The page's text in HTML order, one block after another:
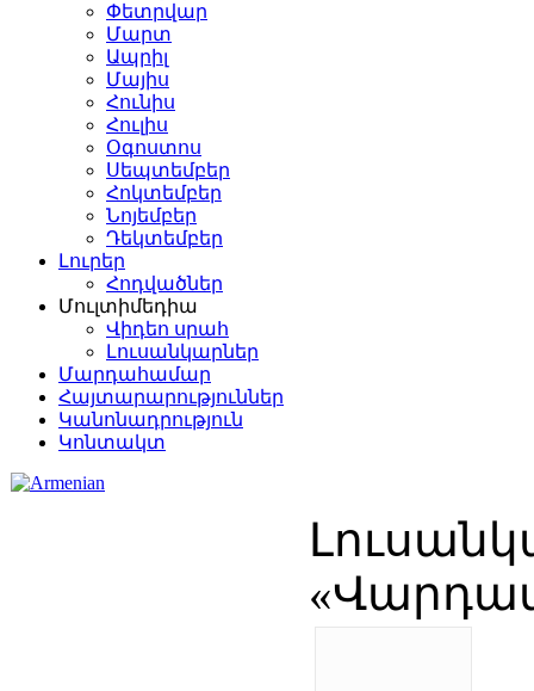
Փետրվար
Մարտ
Ապրիլ
Մայիս
Հունիս
Հուլիս
Օգոստոս
Սեպտեմբեր
Հոկտեմբեր
Նոյեմբեր
Դեկտեմբեր
Լուրեր
Հոդվածներ
Մուլտիմեդիա
Վիդեո սրահ
Լուսանկարներ
Մարդահամար
Հայտարարություններ
Կանոնադրություն
Կոնտակտ